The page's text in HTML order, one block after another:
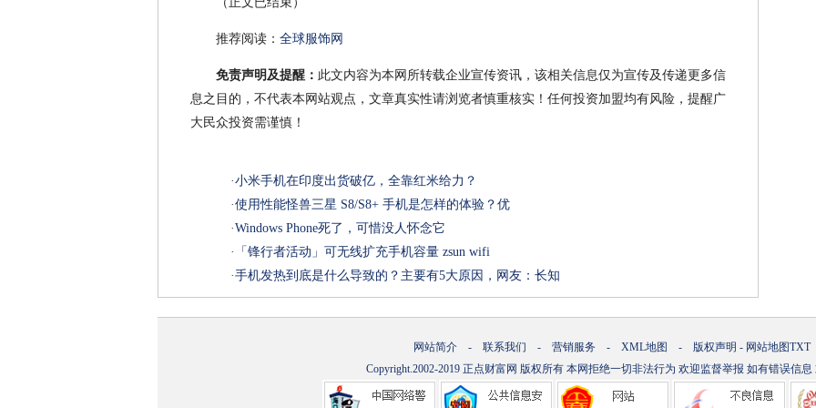
推荐阅读： 全球服饰网
免责声明及提醒： 此文内容为本网所转载企业宣传资讯，该相关信息仅为宣传及传递更多信
息之目的，不代表本网站观点，文章真实性请浏览者慎重核实！任何投资加盟均有风险，提醒广
大民众投资需谨慎！
·小米手机在印度出货破亿，全靠红米给力？
·使用性能怪兽三星 S8/S8+ 手机是怎样的体验？优
·Windows Phone死了，可惜没人怀念它
·
「锋行者活动」可无线扩充手机容量 zsun wifi
·手机发热到底是什么导致的？主要有5大原因，网友：长知
网站简介 - 联系我们 - 营销服务 - XML地图 - 版权声明 - 网站地图TXT
Copyright.2002-2019 正点财富网 版权所有 本网拒绝一切非法行为 欢迎监督举报 如有错误信息